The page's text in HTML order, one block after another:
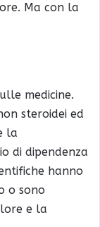
Ma con la
medicine.
steroidei ed
la
di dipendenza
hanno
o sono
e la